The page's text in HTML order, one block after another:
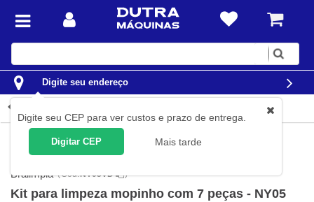
Digite
Digite seu endereço
Digite seu CEP para ver custos e prazo de entrega.
Digitar CEP Mais tarde
Limpeza Equipamentos para limpeza
Bralimpia (Cód.NY05VD )
Kit para limpeza mopinho com 7 peças - NY05